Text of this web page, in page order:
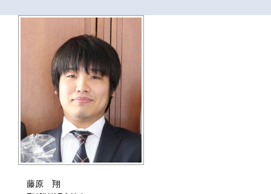
藤原 翔